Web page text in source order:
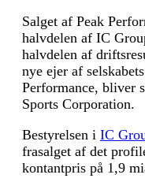
Salget af Peak
halvdelen af IC
halvdelen af
nye ejer af
Performance, bliver
Sports Corporation.
Bestyrelsen i IC
frasalget af det
kontantpris på 1,9